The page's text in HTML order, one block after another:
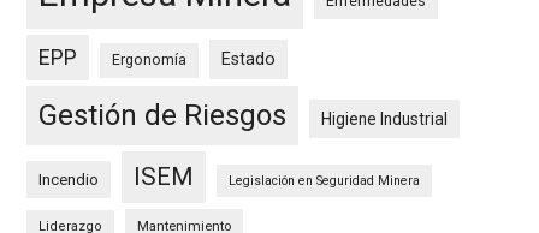
EPP Ergonomía Estado
Gestión de Riesgos Higiene Industrial
Incendio ISEM Legislación en Seguridad Minera
Liderazgo Mantenimiento